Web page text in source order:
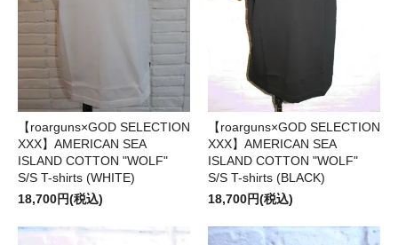
【roarguns×GOD SELECTION
XXX】AMERICAN SEA
ISLAND COTTON "WOLF"
S/S T-shirts (WHITE)
18,700円(税込)
【roarguns×GOD SELECTION
XXX】AMERICAN SEA
ISLAND COTTON "WOLF"
S/S T-shirts (BLACK)
18,700円(税込)